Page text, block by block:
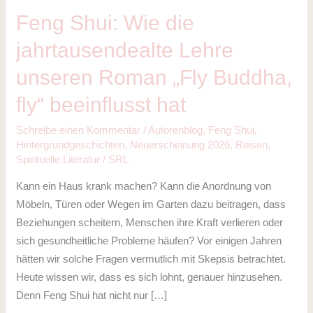
Feng Shui: Wie die
jahrtausendealte Lehre
unseren Roman „Fly Buddha,
fly“ beeinflusst hat
Schreibe einen Kommentar / Autorenblog, Feng Shui,
Hintergrundgeschichten, Neuerscheinung 2026, Reisen,
Spirituelle Literatur / SRL
Kann ein Haus krank machen? Kann die Anordnung von
Möbeln, Türen oder Wegen im Garten dazu beitragen, dass
Beziehungen scheitern, Menschen ihre Kraft verlieren oder
sich gesundheitliche Probleme häufen? Vor einigen Jahren
hätten wir solche Fragen vermutlich mit Skepsis betrachtet.
Heute wissen wir, dass es sich lohnt, genauer hinzusehen.
Denn Feng Shui hat nicht nur […]
Roman
„Fly
Buddha,
beeinflusst
hat